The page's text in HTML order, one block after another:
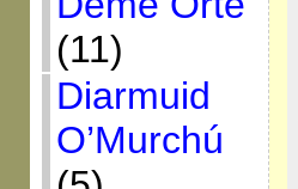
(11)
Diarmuid
O’Murchú